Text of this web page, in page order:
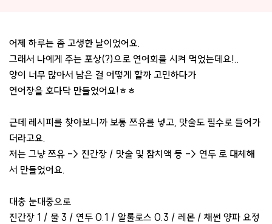
어제 하루는 좀 고생한 날이었어요.
그래서 나에게 주는 포상(?)으로 연어회를 시켜 먹었는데요!..
양이 너무 많아서 남은 걸 어떻게 할까 고민하다가
연어장을 호다닥 만들었어요!ㅎㅎ
근데 레시피를 찾아보니까 보통 쯔유를 넣고, 맛술도 필수로 들어가
더라고요.
저는 그냥 쯔유 -> 진간장 / 맛술 및 참치액 등 -> 연두 로 대체해
서 만들었어요.
대충 눈대중으로
진간장 1 / 물 3 / 연두 0.1 / 알룰로스 0.3 / 레몬 / 채썬 양파 요정